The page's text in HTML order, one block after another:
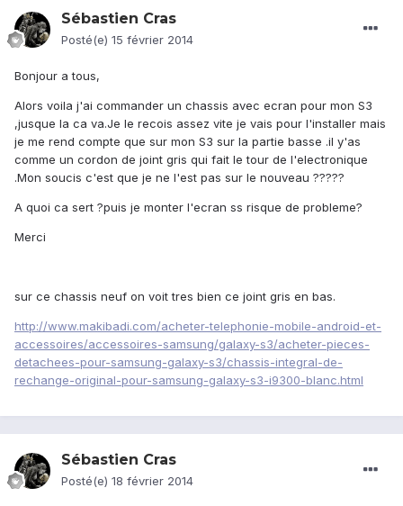
Sébastien Cras
Posté(e) 15 février 2014
Bonjour a tous,
Alors voila j'ai commander un chassis avec ecran pour mon S3
,jusque la ca va.Je le recois assez vite je vais pour l'installer mais
je me rend compte que sur mon S3 sur la partie basse .il y'as
comme un cordon de joint gris qui fait le tour de l'electronique
.Mon soucis c'est que je ne l'est pas sur le nouveau ?????
A quoi ca sert ?puis je monter l'ecran ss risque de probleme?
Merci
sur ce chassis neuf on voit tres bien ce joint gris en bas.
http://www.makibadi.com/acheter-telephonie-mobile-android-et-
accessoires/accessoires-samsung/galaxy-s3/acheter-pieces-
detachees-pour-samsung-galaxy-s3/chassis-integral-de-
rechange-original-pour-samsung-galaxy-s3-i9300-blanc.html
Sébastien Cras
Posté(e) 18 février 2014